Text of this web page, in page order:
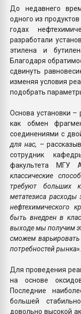
До недавнего
одного из
годах
разработали
этилена и
Благодаря
сдвинуть
изменяя условия
подобрать
Основа установки –
как обмен
соединениями с
для нас, –
сотрудник
факультета МГУ
классические
требуют больших
метатезиса
нефтехимического
быть внедрен в
выходе мы получим
сможем
потребностей рынка».
Для проведения
на основе
Последние
большей
довольно высокой